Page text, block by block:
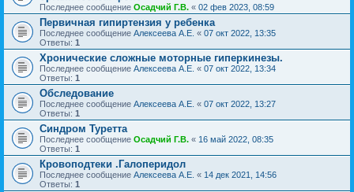
Последнее сообщение Осадчий Г.В. « 02 фев 2023, 08:59
Первичная гипиртензия у ребенка
Последнее сообщение Алексеева А.Е. « 07 окт 2022, 13:35
Ответы: 1
Хронические сложные моторные гиперкинезы.
Последнее сообщение Алексеева А.Е. « 07 окт 2022, 13:34
Ответы: 1
Обследование
Последнее сообщение Алексеева А.Е. « 07 окт 2022, 13:27
Ответы: 1
Синдром Туретта
Последнее сообщение Осадчий Г.В. « 16 май 2022, 08:35
Ответы: 1
Кровоподтеки .Галоперидол
Последнее сообщение Алексеева А.Е. « 14 дек 2021, 14:56
Ответы: 1